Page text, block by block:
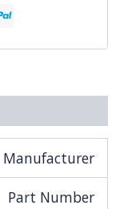
Manufacturer
Part Number